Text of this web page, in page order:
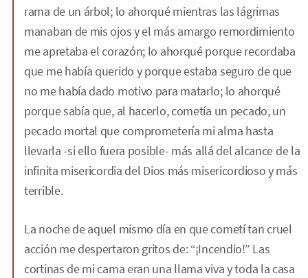
rama de un árbol; lo ahorqué mientras las lágrimas
manaban de mis ojos y el más amargo remordimiento
me apretaba el corazón; lo ahorqué porque recordaba
que me había querido y porque estaba seguro de que
no me había dado motivo para matarlo; lo ahorqué
porque sabía que, al hacerlo, cometía un pecado, un
pecado mortal que comprometería mi alma hasta
llevarla -si ello fuera posible- más allá del alcance de la
infinita misericordia del Dios más misericordioso y más
terrible.
La noche de aquel mismo día en que cometí tan cruel
acción me despertaron gritos de: “¡Incendio!” Las
cortinas de mi cama eran una llama viva y toda la casa